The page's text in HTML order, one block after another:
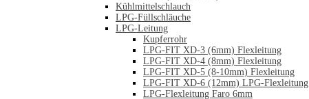
Kühlmittelschlauch
LPG-Füllschläuche
LPG-Leitung
Kupferrohr
LPG-FIT XD-3 (6mm) Flexleitung
LPG-FIT XD-4 (8mm) Flexleitung
LPG-FIT XD-5 (8-10mm) Flexleitung
LPG-FIT XD-6 (12mm) LPG-Flexleitung
LPG-Flexleitung Faro 6mm